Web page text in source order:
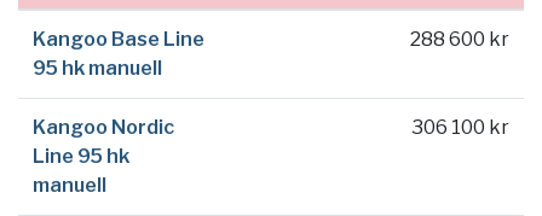
Kangoo Base Line
95 hk manuell
288 600 kr
Kangoo Nordic
Line 95 hk
manuell
306 100 kr